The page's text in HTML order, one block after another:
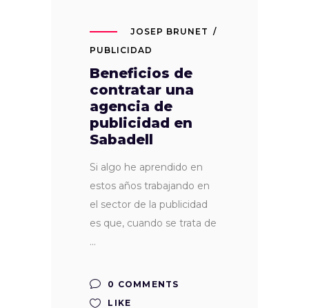
JOSEP BRUNET
PUBLICIDAD
Beneficios de
contratar una
agencia de
publicidad en
Sabadell
Si algo he aprendido en
estos años trabajando en
el sector de la publicidad
es que, cuando se trata de
0 COMMENTS
LIKE